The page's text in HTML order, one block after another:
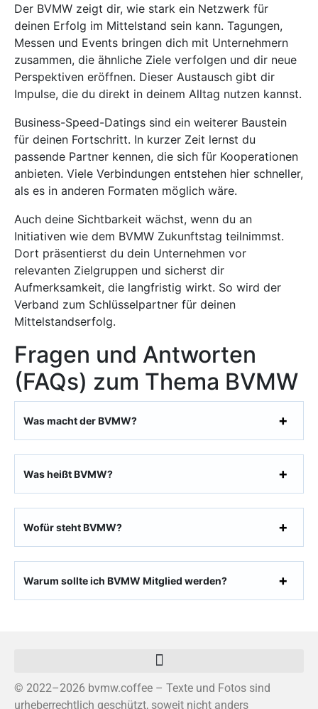
Der BVMW zeigt dir, wie stark ein Netzwerk für
deinen Erfolg im Mittelstand sein kann. Tagungen,
Messen und Events bringen dich mit Unternehmern
zusammen, die ähnliche Ziele verfolgen und dir neue
Perspektiven eröffnen. Dieser Austausch gibt dir
Impulse, die du direkt in deinem Alltag nutzen kannst.
Business-Speed-Datings sind ein weiterer Baustein
für deinen Fortschritt. In kurzer Zeit lernst du
passende Partner kennen, die sich für Kooperationen
anbieten. Viele Verbindungen entstehen hier schneller,
als es in anderen Formaten möglich wäre.
Auch deine Sichtbarkeit wächst, wenn du an
Initiativen wie dem BVMW Zukunftstag teilnimmst.
Dort präsentierst du dein Unternehmen vor
relevanten Zielgruppen und sicherst dir
Aufmerksamkeit, die langfristig wirkt. So wird der
Verband zum Schlüsselpartner für deinen
Mittelstandserfolg.
Fragen und Antworten
(FAQs) zum Thema BVMW
Was macht der BVMW?
Was heißt BVMW?
Wofür steht BVMW?
Warum sollte ich BVMW Mitglied werden?
© 2022–2026 bvmw.coffee – Texte und Fotos sind
urheberrechtlich geschützt, soweit nicht anders